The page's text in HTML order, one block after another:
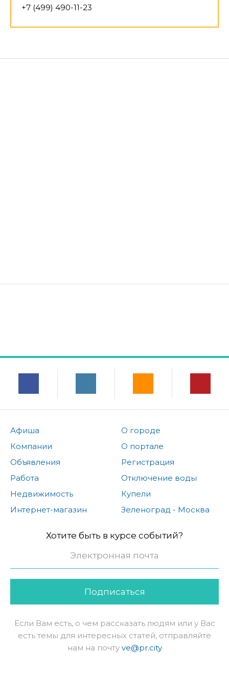
+7 (499) 490-11-23
Афиша
Компании
Объявления
Работа
Недвижимость
Интернет-магазин
О городе
О портале
Регистрация
Отключение воды
Купели
Зеленоград - Москва
Хотите быть в курсе событий?
Подписаться
Если Вам есть, о чем рассказать людям или у Вас
есть темы для интересных статей, отправляйте
нам на почту ve@pr.city